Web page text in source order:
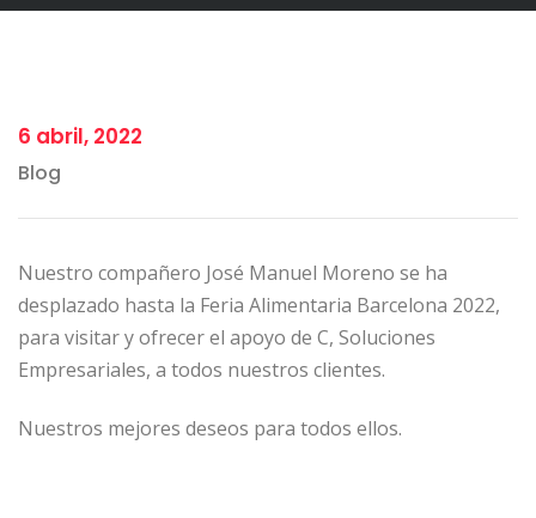
6 abril, 2022
Blog
Nuestro compañero José Manuel Moreno se ha
desplazado hasta la Feria Alimentaria Barcelona 2022,
para visitar y ofrecer el apoyo de C, Soluciones
Empresariales, a todos nuestros clientes.
Nuestros mejores deseos para todos ellos.